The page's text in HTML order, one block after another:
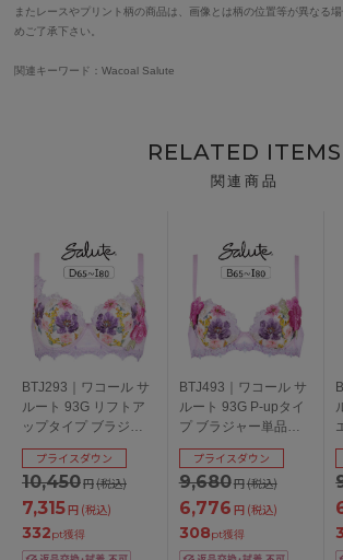
またレースやプリント柄の商品は、画像とは柄の位置等が異なる
めご了承下さい。
関連キーワード：Wacoal Salute
RELATED ITEMS
関連商品
BTJ293｜ワコール サ
ルート 93G リフトア
ップタイプ ブラジャ
ー単品 DEFGHIカップ
アンダー
65/70/75/80/85cm
10,450円(税込)
プライスダウン
7,315円 (税込)
332pt獲得
BTJ493｜ワコール サ
ルート 93G P-upタイ
プ ブラジャー単品
BCDEFGHIカップ ア
ンダー
65/70/75/80/85cm
9,680円(税込)
プライスダウン
6,776 円 (税込)
308pt獲得